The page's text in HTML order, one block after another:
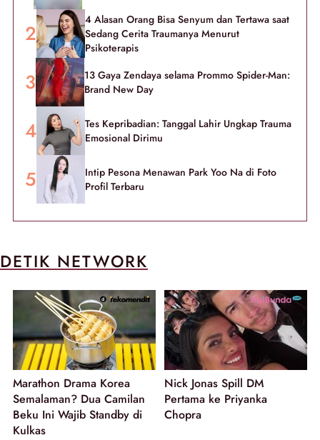
4 Alasan Orang Bisa Senyum dan Tertawa saat
Sedang Cerita Traumanya Menurut
Psikoterapis
13 Gaya Zendaya selama Prommo Spider-Man:
Brand New Day
Tes Kepribadian: Tanggal Lahir Ungkap Trauma
Emosional Dirimu
Intip Pesona Menawan Park Yoo Na di Foto
Profil Terbaru
DETIK NETWORK
Marathon Drama Korea
Semalaman? Dua Camilan
Beku Ini Wajib Standby di
Kulkas
Nick Jonas Spill DM
Pertama ke Priyanka
Chopra